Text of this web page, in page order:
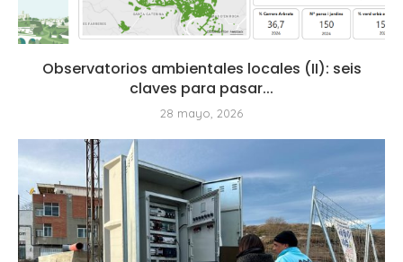
Observatorios ambientales locales (II): seis
claves para pasar...
28 mayo, 2026